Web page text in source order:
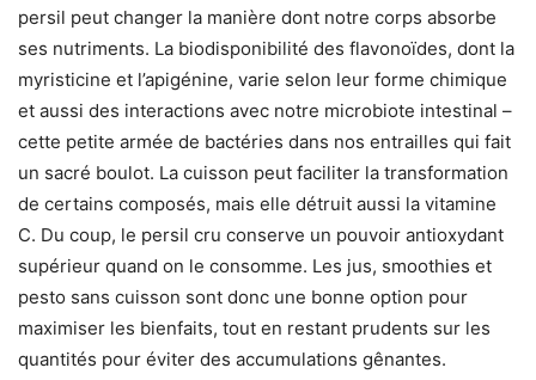
persil peut changer la manière dont notre corps absorbe
ses nutriments. La biodisponibilité des flavonoïdes, dont la
myristicine et l’apigénine, varie selon leur forme chimique
et aussi des interactions avec notre microbiote intestinal –
cette petite armée de bactéries dans nos entrailles qui fait
un sacré boulot. La cuisson peut faciliter la transformation
de certains composés, mais elle détruit aussi la vitamine
C. Du coup, le persil cru conserve un pouvoir antioxydant
supérieur quand on le consomme. Les jus, smoothies et
pesto sans cuisson sont donc une bonne option pour
maximiser les bienfaits, tout en restant prudents sur les
quantités pour éviter des accumulations gênantes.